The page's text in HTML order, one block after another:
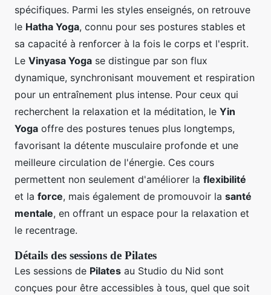
spécifiques. Parmi les styles enseignés, on retrouve
le Hatha Yoga, connu pour ses postures stables et
sa capacité à renforcer à la fois le corps et l'esprit.
Le Vinyasa Yoga se distingue par son flux
dynamique, synchronisant mouvement et respiration
pour un entraînement plus intense. Pour ceux qui
recherchent la relaxation et la méditation, le Yin
Yoga offre des postures tenues plus longtemps,
favorisant la détente musculaire profonde et une
meilleure circulation de l'énergie. Ces cours
permettent non seulement d'améliorer la flexibilité
et la force, mais également de promouvoir la santé
mentale, en offrant un espace pour la relaxation et
le recentrage.
Détails des sessions de Pilates
Les sessions de Pilates au Studio du Nid sont
conçues pour être accessibles à tous, quel que soit